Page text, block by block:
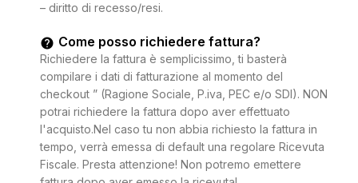
– diritto di recesso/resi.
Come posso richiedere fattura?
Richiedere la fattura è semplicissimo, ti basterà
compilare i dati di fatturazione al momento del
checkout ” (Ragione Sociale, P.iva, PEC e/o SDI). NON
potrai richiedere la fattura dopo aver effettuato
l'acquisto.Nel caso tu non abbia richiesto la fattura in
tempo, verrà emessa di default una regolare Ricevuta
Fiscale. Presta attenzione! Non potremo emettere